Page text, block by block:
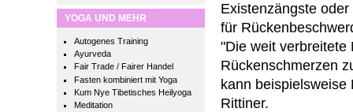
YOGA UND MEHR
Autogenes Training
Ayurveda
Fair Trade / Fairer Handel
Fasten kombiniert mit Yoga
Kum Nye Tibetisches Heilyoga
Meditation
Existenzängste
für
"Die weit verbreitete
Rückenschmerzen
kann
Rittiner.